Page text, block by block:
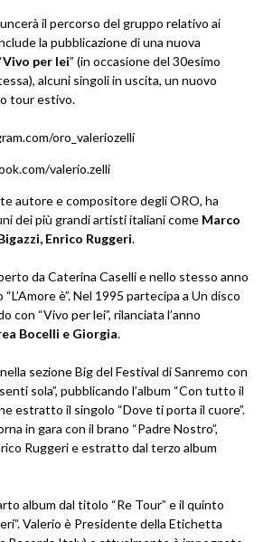
il percorso del gruppo relativo ai
la pubblicazione di una nuova
Vivo per lei” (in occasione del 30esimo
alcuni singoli in uscita, un nuovo
tour estivo.
oro_valeriozelli
valerio.zelli
autore e compositore degli ORO, ha
dei più grandi artisti italiani come Marco
Enrico Ruggeri.
da Caterina Caselli e nello stesso anno
è”. Nel 1995 partecipa a Un disco
con “Vivo per lei”, rilanciata l’anno
Bocelli e Giorgia.
sezione Big del Festival di Sanremo con
sola”, pubblicando l’album “Con tutto il
estratto il singolo “Dove ti porta il cuore”.
in gara con il brano “Padre Nostro”,
Ruggeri e estratto dal terzo album
album dal titolo “Re Tour” e il quinto
Valerio è Presidente della Etichetta